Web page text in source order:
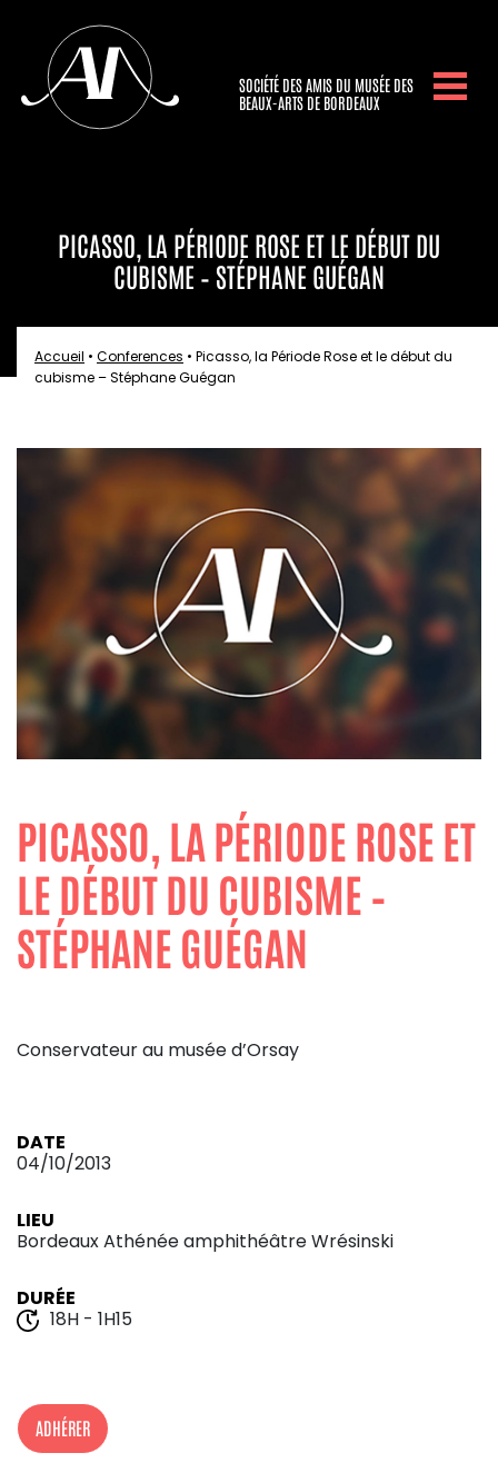
SOCIÉTÉ DES AMIS DU MUSÉE DES
BEAUX-ARTS DE BORDEAUX
PICASSO, LA PÉRIODE ROSE ET LE DÉBUT DU
CUBISME – STÉPHANE GUÉGAN
Accueil • Conferences • Picasso, la Période Rose et le début du
cubisme – Stéphane Guégan
PICASSO, LA PÉRIODE ROSE ET
LE DÉBUT DU CUBISME –
STÉPHANE GUÉGAN
Conservateur au musée d’Orsay
DATE
04/10/2013
LIEU
Bordeaux Athénée amphithéâtre Wrésinski
DURÉE
18H - 1H15
ADHÉRER